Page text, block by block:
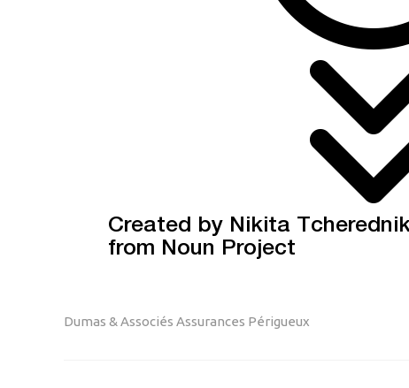
Dumas & Associés Assurances Périgueux